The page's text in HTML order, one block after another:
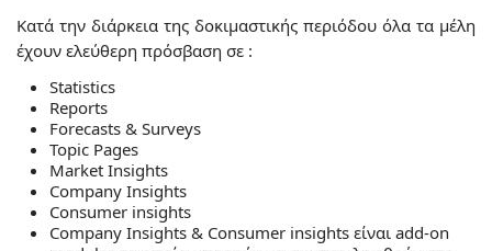
Κατά την διάρκεια της δοκιμαστικής περιόδου όλα τα μέλη
έχουν ελεύθερη πρόσβαση σε :
Statistics
Reports
Forecasts & Surveys
Topic Pages
Market Insights
Company Insights
Consumer insights
Company Insights & Consumer insights είναι add-on